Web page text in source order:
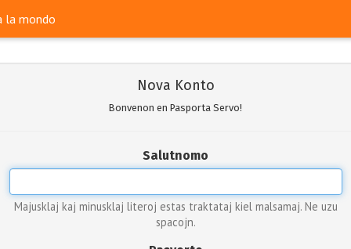
la mondo
Nova Konto
Bonvenon en Pasporta Servo!
Salutnomo
Majusklaj kaj minusklaj literoj estas traktataj kiel malsamaj. Ne uzu
spacojn.